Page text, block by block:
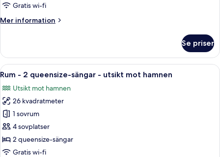
-
hamnen
Gratis wi-fi
Mer information
Mer
-
kingsize-
-
utsikt
mot
hamnen
Se priser
Öppna
alla
foton
för
Rum
-
2
queensize-
Ett hotellrum med två sängar, ett
5
Rum - 2 queensize-sängar - utsikt mot hamnen
Utsikt mot hamnen
26 kvadratmeter
1 sovrum
4 sovplatser
2 queensize-sängar
Gratis wi-fi